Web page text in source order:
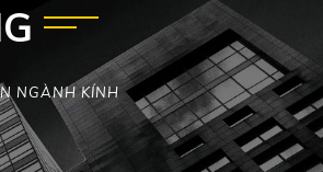
NGÀNH KÍNH